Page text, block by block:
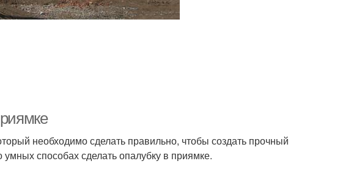
необходимо сделать правильно, чтобы создать прочный
способах сделать опалубку в приямке.